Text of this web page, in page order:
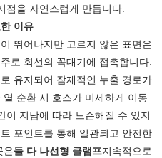
점을 자연스럽게 만듭니다.
이유
뛰어나지만 고르지 않은 표면은
로 회선의 꼭대기에 접촉합니다.
유지되어 잠재적인 누출 경로가
순환 시 호스가 미세하게 이동
이 지남에 따라 느슨해질 수 있지
포인트를 통해 일관되고 안전한
은둘 다 나선형 클램프지속적으로